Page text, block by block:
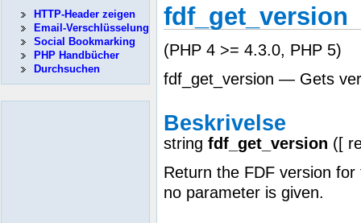
fdf_get_version
(PHP 4 >= 4.3.0, PHP 5)
fdf_get_version — Gets
Beskrivelse
string fdf_get_version ([
Return the FDF version
no parameter is given.
HTTP-Header zeigen
Email-Verschlüsselung
Social Bookmarking
PHP Handbücher
Durchsuchen